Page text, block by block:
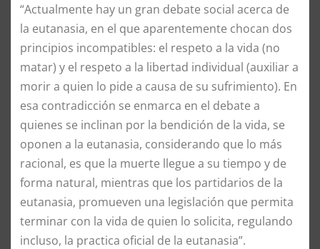
“Actualmente hay un gran debate social acerca de
la eutanasia, en el que aparentemente chocan dos
principios incompatibles: el respeto a la vida (no
matar) y el respeto a la libertad individual (auxiliar a
morir a quien lo pide a causa de su sufrimiento). En
esa contradicción se enmarca en el debate a
quienes se inclinan por la bendición de la vida, se
oponen a la eutanasia, considerando que lo más
racional, es que la muerte llegue a su tiempo y de
forma natural, mientras que los partidarios de la
eutanasia, promueven una legislación que permita
terminar con la vida de quien lo solicita, regulando
incluso, la practica oficial de la eutanasia”.